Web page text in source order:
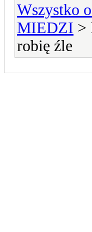
Wszystko
MIEDZI >
robię źle